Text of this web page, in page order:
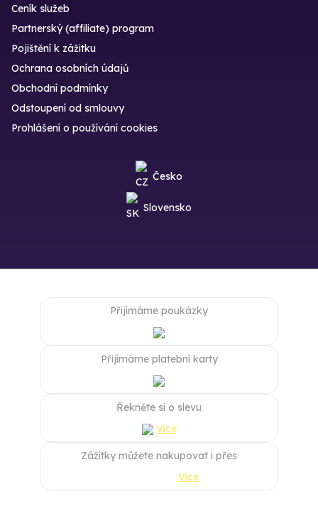
Ceník služeb
Partnerský (affiliate) program
Pojištění k zážitku
Ochrana osobních údajů
Obchodní podmínky
Odstoupení od smlouvy
Prohlášení o používání cookies
Česko
Slovensko
Přijímáme poukázky
Přijímáme platební karty
Řekněte si o slevu
Více
Zážitky můžete nakupovat i přes
Více